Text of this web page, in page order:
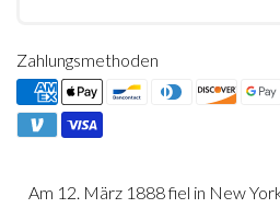
Zahlungsmethoden
Am 12. März 1888 fiel in New